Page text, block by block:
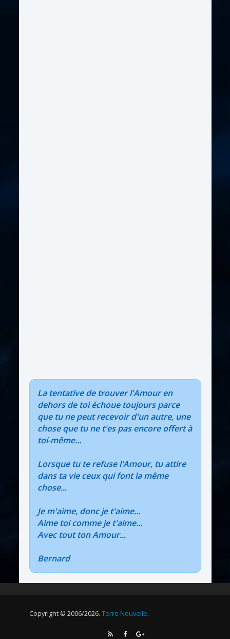
La tentative de trouver l'Amour en
dehors de toi échoue toujours parce
que tu ne peut recevoir d'un autre, une
chose que tu ne t'es pas encore offert à
toi-même...
Lorsque tu te refuse l'Amour, tu attire
dans ta vie ceux qui font la même
chose...
Je m'aime, donc je t'aime...
Aime toi comme je t'aime...
Avec tout ton Amour...
Bernard
Copyright © 2006/2026. Terre Nouvelle.